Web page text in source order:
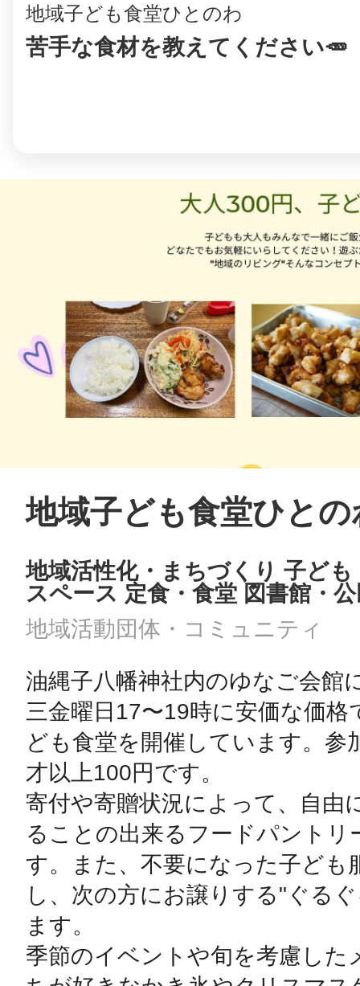
地域子ども食堂ひとのわ
苦手な食材を教えてください🥕
地域子ども食堂ひとの
地域活性化・まちづくり 子ど
スペース 定食・食堂 図書館・
地域活動団体・コミュニティ
油縄子八幡神社内のゆなご会館
三金曜日17〜19時に安価な価格
ども食堂を開催しています。参
才以上100円です。
寄付や寄贈状況によって、自由
ることの出来るフードパントリ
す。また、不要になった子ども
し、次の方にお譲りする"ぐる
ます。
季節のイベントや旬を考慮した